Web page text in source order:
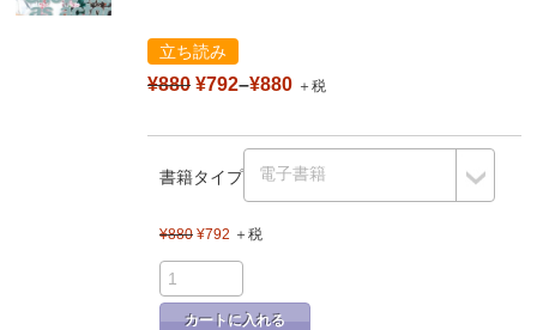
立ち読み
¥880 ¥792–¥880 ＋税
書籍タイプ
¥880 ¥792 ＋税
カートに入れる